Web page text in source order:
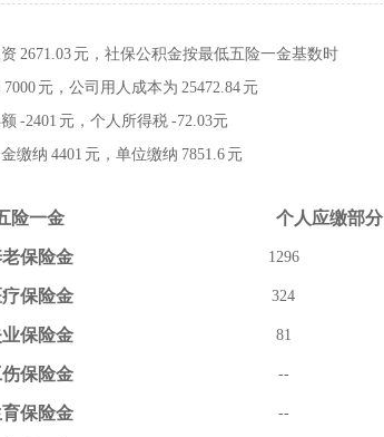
2671.03元，社保公积金按最低五险一金基数时
7000元，公司用人成本为 25472.84元
-2401 元，个人所得税 -72.03元
缴纳 4401 元，单位缴纳 7851.6元
险一金 个人应缴部分
保险金 1296
疗保险金 324
保险金 81
保险金 --
保险金 --